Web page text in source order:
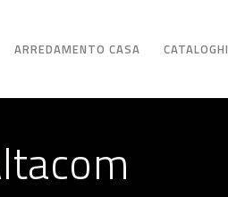
ARREDAMENTO CASA CATALOGHI